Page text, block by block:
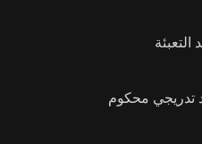
تدريجي محكوم